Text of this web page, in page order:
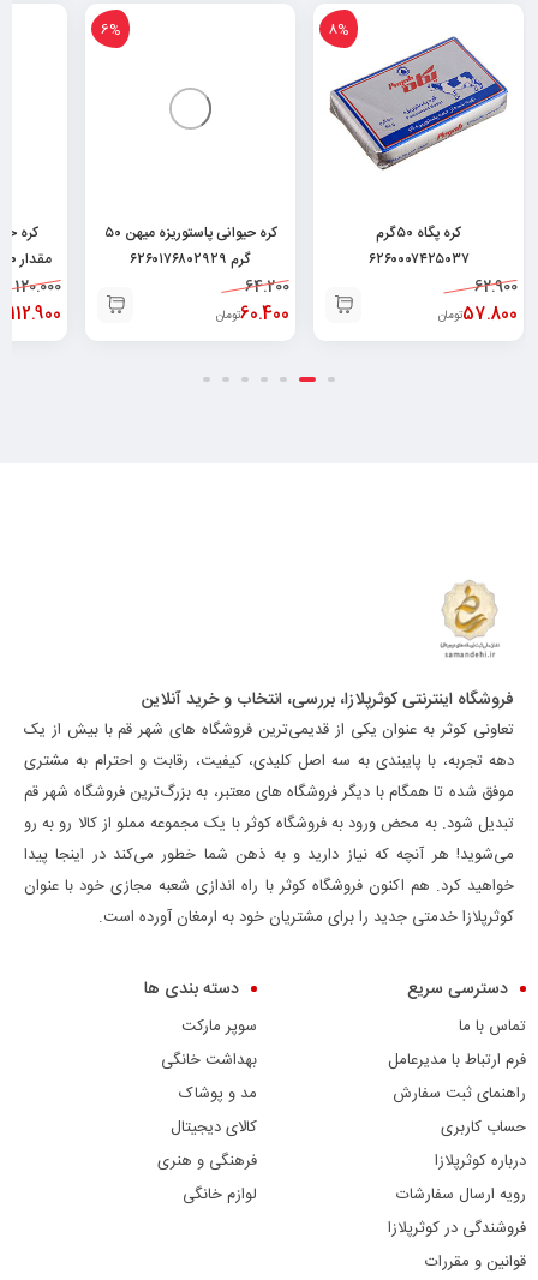
8%
کره پگاه ۵۰گرم
۶۲۶۰۰۰۷۴۲۵۰۳۷
62.900
57.800تومان
6%
کره حیوانی پاستوریزه میهن ۵۰
گرم ۶۲۶۰۱۷۶۸۰۲۹۲۹
64.200
60.400تومان
کره
مقدار ۱۰۰ گرم ۶۲۶۰۱۷۶۸۰۲۹۳۶
120.000
112.900
فروشگاه اینترنتی کوثرپلازا، بررسی، انتخاب و خرید آنلاین
تعاونی کوثر به عنوان یکی از قدیمی‌ترین فروشگاه های شهر قم با بیش از یک
دهه تجربه، با پایبندی به سه اصل کلیدی، کیفیت، رقابت و احترام به مشتری
موفق شده تا همگام با دیگر فروشگاه های معتبر، به بزرگ‌ترین فروشگاه شهر قم
تبدیل شود. به محض ورود به فروشگاه کوثر با یک مجموعه مملو از کالا رو به رو
می‌شوید! هر آنچه که نیاز دارید و به ذهن شما خطور می‌کند در اینجا پیدا
خواهید کرد. هم اکنون فروشگاه کوثر با راه اندازی شعبه مجازی خود با عنوان
کوثرپلازا خدمتی جدید را برای مشتریان خود به ارمغان آورده است.
دسترسی سریع
تماس با ما
فرم ارتباط با مدیرعامل
راهنمای ثبت سفارش
حساب کاربری
درباره کوثرپلازا
رویه ارسال سفارشات
فروشندگی در کوثرپلازا
قوانین و مقررات
دسته بندی ها
سوپر مارکت
بهداشت خانگی
مد و پوشاک
کالای دیجیتال
فرهنگی و هنری
لوازم خانگی